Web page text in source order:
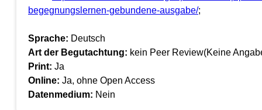
begegnungslernen-gebundene-ausgabe/;
Sprache: Deutsch
Art der Begutachtung: kein Peer Review(Keine
Print: Ja
Online: Ja, ohne Open Access
Datenmedium: Nein